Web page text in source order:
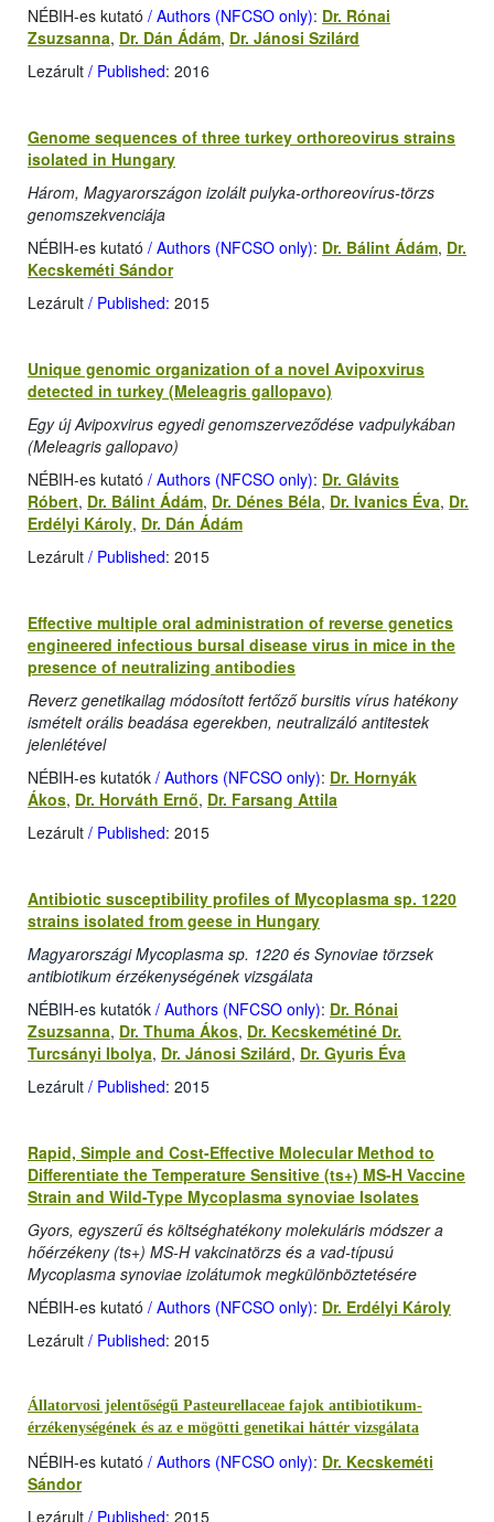
NÉBIH-es kutató / Authors (NFCSO only): Dr. Rónai
Zsuzsanna, Dr. Dán Ádám, Dr. Jánosi Szilárd
Lezárult / Published: 2016
Genome sequences of three turkey orthoreovirus strains
isolated in Hungary
Három, Magyarországon izolált pulyka-orthoreovírus-törzs
genomszekvenciája
NÉBIH-es kutató / Authors (NFCSO only): Dr. Bálint Ádám, Dr.
Kecskeméti Sándor
Lezárult / Published: 2015
Unique genomic organization of a novel Avipoxvirus
detected in turkey (Meleagris gallopavo)
Egy új Avipoxvirus egyedi genomszerveződése vadpulykában
(Meleagris gallopavo)
NÉBIH-es kutató / Authors (NFCSO only): Dr. Glávits
Róbert, Dr. Bálint Ádám, Dr. Dénes Béla, Dr. Ivanics Éva, Dr.
Erdélyi Károly, Dr. Dán Ádám
Lezárult / Published: 2015
Effective multiple oral administration of reverse genetics
engineered infectious bursal disease virus in mice in the
presence of neutralizing antibodies
Reverz genetikailag módosított fertőző bursitis vírus hatékony
ismételt orális beadása egerekben, neutralizáló antitestek
jelenlétével
NÉBIH-es kutatók / Authors (NFCSO only): Dr. Hornyák
Ákos, Dr. Horváth Ernő, Dr. Farsang Attila
Lezárult / Published: 2015
Antibiotic susceptibility profiles of Mycoplasma sp. 1220
strains isolated from geese in Hungary
Magyarországi Mycoplasma sp. 1220 és Synoviae törzsek
antibiotikum érzékenységének vizsgálata
NÉBIH-es kutatók / Authors (NFCSO only): Dr. Rónai
Zsuzsanna, Dr. Thuma Ákos, Dr. Kecskemétiné Dr.
Turcsányi Ibolya, Dr. Jánosi Szilárd, Dr. Gyuris Éva
Lezárult / Published: 2015
Rapid, Simple and Cost-Effective Molecular Method to
Differentiate the Temperature Sensitive (ts+) MS-H Vaccine
Strain and Wild-Type Mycoplasma synoviae Isolates
Gyors, egyszerű és költséghatékony molekuláris módszer a
hőérzékeny (ts+) MS-H vakcinatörzs és a vad-típusú
Mycoplasma synoviae izolátumok megkülönböztetésére
NÉBIH-es kutató / Authors (NFCSO only): Dr. Erdélyi Károly
Lezárult / Published: 2015
Állatorvosi jelentőségű Pasteurellaceae fajok antibiotikum-
érzékenységének és az e mögötti genetikai háttér vizsgálata
NÉBIH-es kutató / Authors (NFCSO only): Dr. Kecskeméti
Sándor
Lezárult / Published: 2015